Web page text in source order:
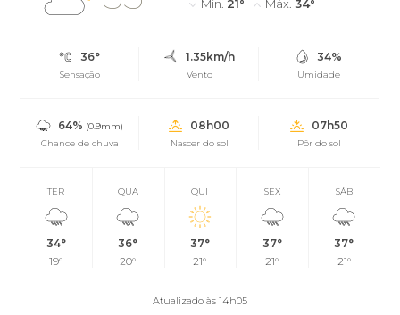
Mín. 21° Máx. 34°
36°
Sensação
1.35km/h
Vento
34%
Umidade
64% (0.9mm)
Chance de chuva
08h00
Nascer do sol
07h50
Pôr do sol
TER
34°
19°
QUA
36°
20°
QUI
37°
21°
SEX
37°
21°
SÁB
37°
21°
Atualizado às 14h05